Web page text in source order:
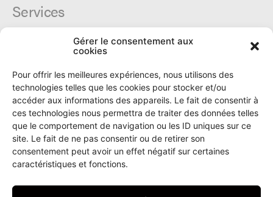
Gérer le consentement aux
cookies
Pour offrir les meilleures expériences, nous utilisons des
technologies telles que les cookies pour stocker et/ou
accéder aux informations des appareils. Le fait de consentir à
ces technologies nous permettra de traiter des données telles
que le comportement de navigation ou les ID uniques sur ce
site. Le fait de ne pas consentir ou de retirer son
consentement peut avoir un effet négatif sur certaines
caractéristiques et fonctions.
Services
Archives
Tarifs et dates de parutions
Politique de cookies
Politique de confidentialité
Le Ô
2300 La Chaux-de-Fonds